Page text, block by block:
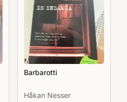
Barbarotti
Håkan Nesser